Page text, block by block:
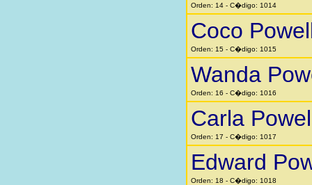
Orden: 14 - C�digo: 1014
Coco
Orden: 15 - C�digo: 1015
Wanda
Orden: 16 - C�digo: 1016
Carla
Orden: 17 - C�digo: 1017
Edward
Orden: 18 - C�digo: 1018